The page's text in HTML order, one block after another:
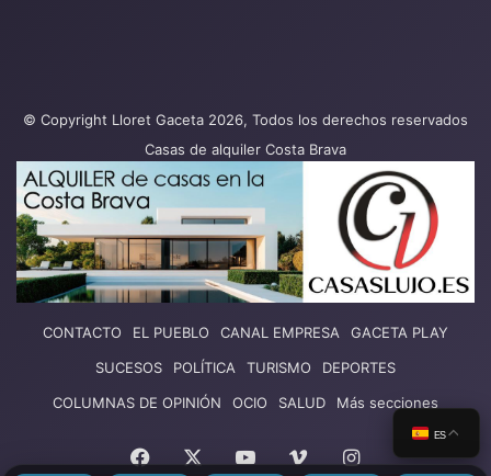
© Copyright Lloret Gaceta 2026, Todos los derechos reservados
Casas de alquiler Costa Brava
CONTACTO EL PUEBLO CANAL EMPRESA
GACETA PLAY
SUCESOS
POLÍTICA TURISMO
DEPORTES
COLUMNAS DE OPINIÓN
OCIO SALUD Más secciones
Facebook YouTubeVimeoInstagram
ES